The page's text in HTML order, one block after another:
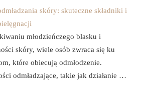
skóry: skuteczne składniki i
młodzieńczego blasku i
skóry, wiele osób zwraca się ku
które obiecują odmłodzenie.
odmładzające, takie jak działanie …